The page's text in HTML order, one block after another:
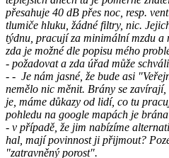
přesahuje 40 dB přes noc, resp.
tlumiče hluku, žádné filtry, nic.
týdnu, pracují za minimální mzdu a
zda je možné dle popisu mého
- požadovat a zda úřad může
- - Je nám jasné, že bude asi
nemělo nic měnit. Brány se
je, máme důkazy od lidí, co tu
pohledu na google mapách je
- v případě, že jim nabízíme
hal, mají povinnost ji přijmout?
"zatravněný porost".